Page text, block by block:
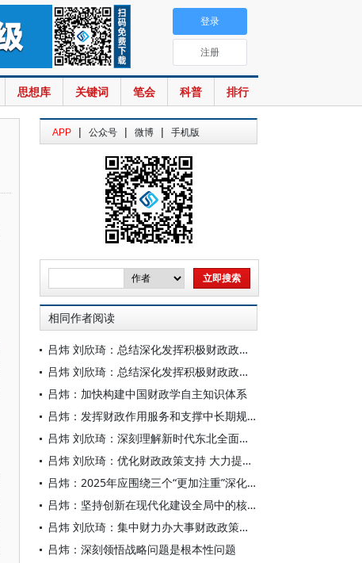
思想库 关键词 笔会 科普 排行
登录
注册
APP | 公众号 | 微博 | 手机版
相同作者阅读
吕炜 刘欣琦：总结深化发挥积极财政政策作用的规律性认识
吕炜 刘欣琦：总结深化发挥积极财政政策作用的规律性认识
吕炜：加快构建中国财政学自主知识体系
吕炜：发挥财政作用服务和支撑中长期规划
吕炜 刘欣琦：深刻理解新时代东北全面振兴发展之要
吕炜 刘欣琦：优化财政政策支持 大力提振消费
吕炜：2025年应围绕三个“更加注重”深化财税体制改革
吕炜：坚持创新在现代化建设全局中的核心地位
吕炜 刘欣琦：集中财力办大事财政政策体系研究
吕炜：深刻领悟战略问题是根本性问题